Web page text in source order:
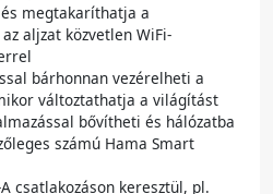
megtakaríthatja a
aljzat közvetlen WiFi-
bárhonnan vezérelheti a
változtathatja a világítást
bővítheti és hálózatba
számú Hama Smart
csatlakozáson keresztül, pl.